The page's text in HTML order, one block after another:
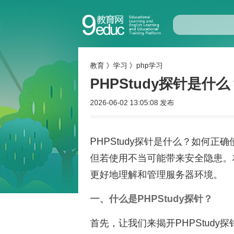
教育 》 学习 》 php学习
PHPStudy探针是什
2026-06-02 13:05:08 发布
PHPStudy探针是什么？如何正确
但若使用不当可能带来安全隐患
更好地理解和管理服务器环境。
一、什么是PHPStudy探针？
首先，让我们来揭开PHPStudy探